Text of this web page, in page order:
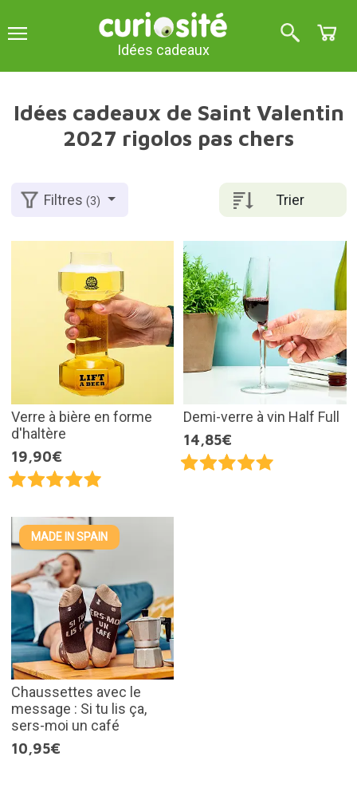
Idées cadeaux
Idées cadeaux de Saint Valentin
2027 rigolos pas chers
Trier
Filtres(3)
Verre à bière en forme
d'haltère
19,90€
Demi-verre à vin Half Full
14,85€
MADE IN SPAIN
Chaussettes avec le
message : Si tu lis ça,
sers-moi un café
10,95€